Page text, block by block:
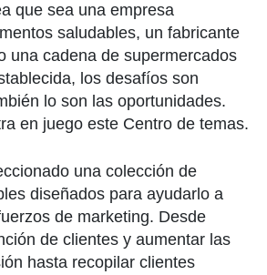
que sea una empresa
saludables, un fabricante
una cadena de supermercados
los desafíos son
lo son las oportunidades.
en juego este Centro de temas.
una colección de
diseñados para ayudarlo a
de marketing. Desde
de clientes y aumentar las
hasta recopilar clientes